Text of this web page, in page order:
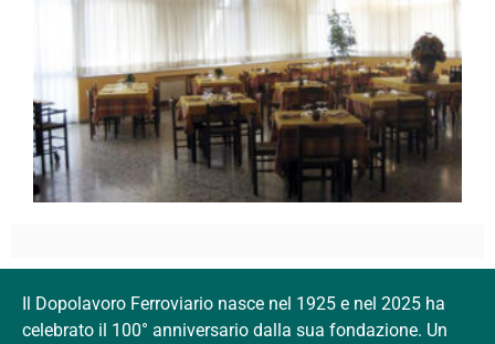
Il Dopolavoro Ferroviario nasce nel 1925 e nel 2025 ha
celebrato il 100° anniversario dalla sua fondazione. Un